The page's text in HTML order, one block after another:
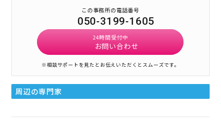
この事務所の電話番号
050-3199-1605
24時間受付中
お問い合わせ
※相談サポートを見たとお伝えいただくとスムーズです。
周辺の専門家